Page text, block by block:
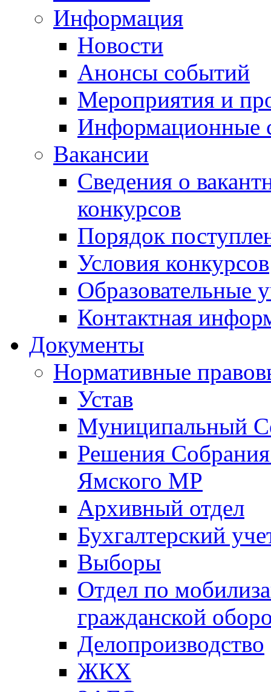
Информация
Новости
Анонсы событий
Мероприятия и
Информационные
Вакансии
Сведения о
конкурсов
Порядок
Условия конкурсов
Образовательные
Контактная
Документы
Нормативные
Устав
Муниципальный
Решения
Ямского МР
Архивный отдел
Бухгалтерский
Выборы
Отдел по
гражданской
Делопроизводство
ЖКХ